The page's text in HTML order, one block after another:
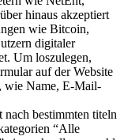
hinaus akzeptiert
wie Bitcoin,
digitaler
Um loszulegen,
auf der Website
wie Name, E-Mail-
bestimmten titeln
“Alle